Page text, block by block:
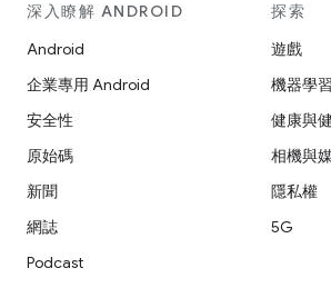
深入瞭解 ANDROID
Android
企業專用 Android
安全性
原始碼
新聞
網誌
Podcast
探索
遊戲
機器學習
健康與
相機與
隱私權
5G